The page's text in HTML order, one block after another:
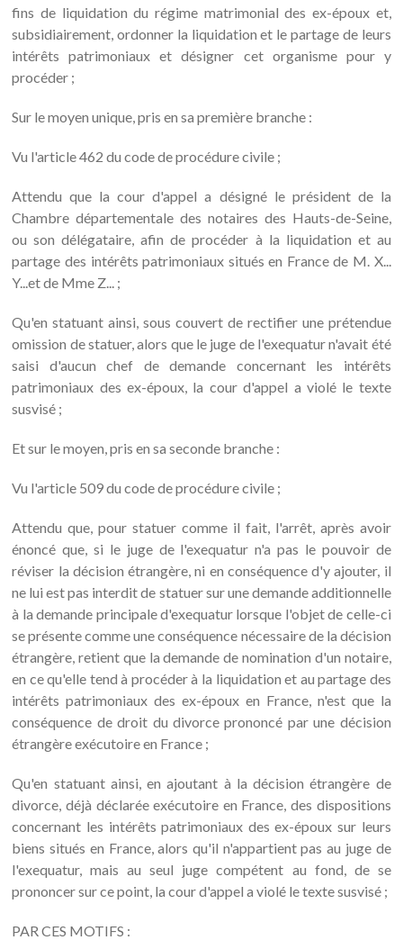
fins de liquidation du régime matrimonial des ex-époux et,
subsidiairement, ordonner la liquidation et le partage de leurs
intérêts patrimoniaux et désigner cet organisme pour y
procéder ;
Sur le moyen unique, pris en sa première branche :
Vu l'article 462 du code de procédure civile ;
Attendu que la cour d'appel a désigné le président de la
Chambre départementale des notaires des Hauts-de-Seine,
ou son délégataire, afin de procéder à la liquidation et au
partage des intérêts patrimoniaux situés en France de M. X...
Y...et de Mme Z... ;
Qu'en statuant ainsi, sous couvert de rectifier une prétendue
omission de statuer, alors que le juge de l'exequatur n'avait été
saisi d'aucun chef de demande concernant les intérêts
patrimoniaux des ex-époux, la cour d'appel a violé le texte
susvisé ;
Et sur le moyen, pris en sa seconde branche :
Vu l'article 509 du code de procédure civile ;
Attendu que, pour statuer comme il fait, l'arrêt, après avoir
énoncé que, si le juge de l'exequatur n'a pas le pouvoir de
réviser la décision étrangère, ni en conséquence d'y ajouter, il
ne lui est pas interdit de statuer sur une demande additionnelle
à la demande principale d'exequatur lorsque l'objet de celle-ci
se présente comme une conséquence nécessaire de la décision
étrangère, retient que la demande de nomination d'un notaire,
en ce qu'elle tend à procéder à la liquidation et au partage des
intérêts patrimoniaux des ex-époux en France, n'est que la
conséquence de droit du divorce prononcé par une décision
étrangère exécutoire en France ;
Qu'en statuant ainsi, en ajoutant à la décision étrangère de
divorce, déjà déclarée exécutoire en France, des dispositions
concernant les intérêts patrimoniaux des ex-époux sur leurs
biens situés en France, alors qu'il n'appartient pas au juge de
l'exequatur, mais au seul juge compétent au fond, de se
prononcer sur ce point, la cour d'appel a violé le texte susvisé ;
PAR CES MOTIFS :